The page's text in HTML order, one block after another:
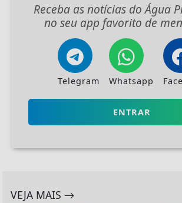
Receba as notícias do Água
no seu app favorito de
Telegram Whatsapp
ENTRAR
VEJA MAIS